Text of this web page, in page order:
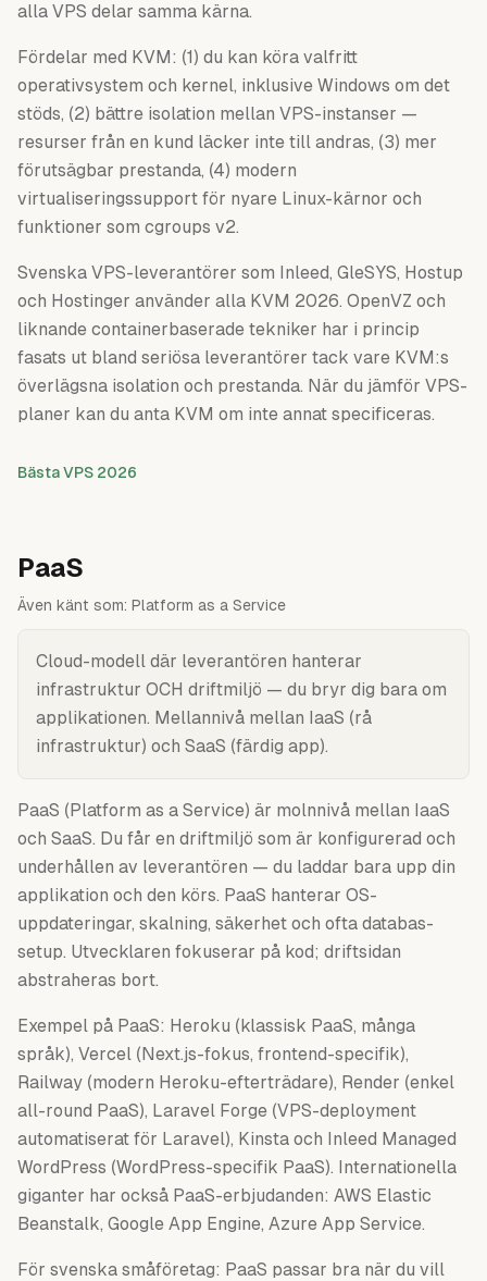
alla VPS delar samma kärna.
Fördelar med KVM: (1) du kan köra valfritt
operativsystem och kernel, inklusive Windows om det
stöds, (2) bättre isolation mellan VPS-instanser —
resurser från en kund läcker inte till andras, (3) mer
förutsägbar prestanda, (4) modern
virtualiseringssupport för nyare Linux-kärnor och
funktioner som cgroups v2.
Svenska VPS-leverantörer som Inleed, GleSYS, Hostup
och Hostinger använder alla KVM 2026. OpenVZ och
liknande containerbaserade tekniker har i princip
fasats ut bland seriösa leverantörer tack vare KVM:s
överlägsna isolation och prestanda. När du jämför VPS-
planer kan du anta KVM om inte annat specificeras.
Bästa VPS 2026
PaaS
Även känt som: Platform as a Service
Cloud-modell där leverantören hanterar
infrastruktur OCH driftmiljö — du bryr dig bara om
applikationen. Mellannivå mellan IaaS (rå
infrastruktur) och SaaS (färdig app).
PaaS (Platform as a Service) är molnnivå mellan IaaS
och SaaS. Du får en driftmiljö som är konfigurerad och
underhållen av leverantören — du laddar bara upp din
applikation och den körs. PaaS hanterar OS-
uppdateringar, skalning, säkerhet och ofta databas-
setup. Utvecklaren fokuserar på kod; driftsidan
abstraheras bort.
Exempel på PaaS: Heroku (klassisk PaaS, många
språk), Vercel (Next.js-fokus, frontend-specifik),
Railway (modern Heroku-efterträdare), Render (enkel
all-round PaaS), Laravel Forge (VPS-deployment
automatiserat för Laravel), Kinsta och Inleed Managed
WordPress (WordPress-specifik PaaS). Internationella
giganter har också PaaS-erbjudanden: AWS Elastic
Beanstalk, Google App Engine, Azure App Service.
För svenska småföretag: PaaS passar bra när du vill